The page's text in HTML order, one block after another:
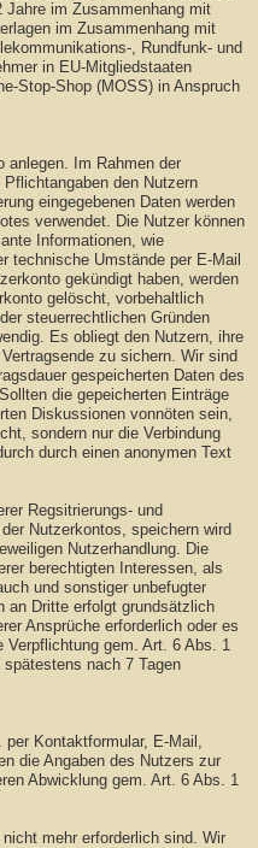
Jahre im Zusammenhang mit
im Zusammenhang mit
, Rundfunk- und
in EU-Mitgliedstaaten
Stop-Shop (MOSS) in Anspruch
anlegen. Im Rahmen der
Pflichtangaben den Nutzern
eingegebenen Daten werden
verwendet. Die Nutzer können
Informationen, wie
technische Umstände per E-Mail
gekündigt haben, werden
gelöscht, vorbehaltlich
steuerrechtlichen Gründen
Es obliegt den Nutzern, ihre
zu sichern. Wir sind
gespeicherten Daten des
die gepeicherten Einträge
Diskussionen vonnöten sein,
sondern nur die Verbindung
durch einen anonymen Text
Regsitrierungs- und
Nutzerkontos, speichern wird
Nutzerhandlung. Die
berechtigten Interessen, als
und sonstiger unbefugter
an Dritte erfolgt grundsätzlich
Ansprüche erforderlich oder es
Verpflichtung gem. Art. 6 Abs. 1
nach 7 Tagen
Kontaktformular, E-Mail,
die Angaben des Nutzers zur
Abwicklung gem. Art. 6 Abs. 1
mehr erforderlich sind. Wir